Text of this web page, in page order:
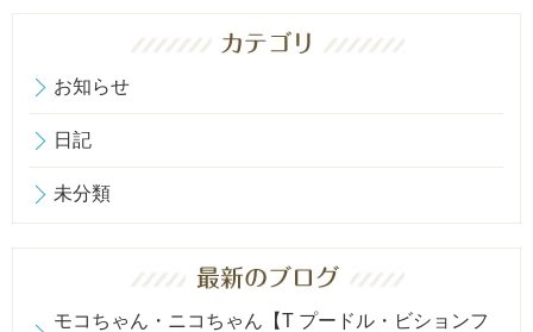
お知らせ
日記
未分類
モコちゃん・ニコちゃん【T プードル・ビションフ